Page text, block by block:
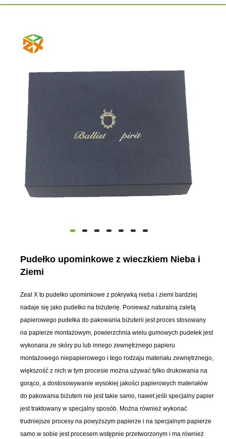
Pudełko upominkowe z wieczkiem Nieba i
Ziemi
Zeal X to pudełko upominkowe z pokrywką nieba i ziemi bardziej
nadaje się jako pudełko na biżuterię. Ponieważ naturalną zaletą
papierowego pudełka do pakowania biżuterii jest proces stosowany
na papierze montażowym, powierzchnia wielu gumowych pudełek jest
wykonana ze skóry pu lub innego zewnętrznego papieru
montażowego niepapierowego i tego rodzaju materiału zewnętrznego,
większość z nich w tym procesie można używać tylko drukowania na
gorąco, a dostosowywanie wysokiej jakości papierowych materiałów
do pakowania biżuterii nie jest takie samo, nawet jeśli specjalny papier
jest traktowany w specjalny sposób. Można również wykonać
trudniejsze procesy na powyższym papierze i na specjalnym papierze
samo w sobie jest procesem wstępnie przetworzonym i ma również